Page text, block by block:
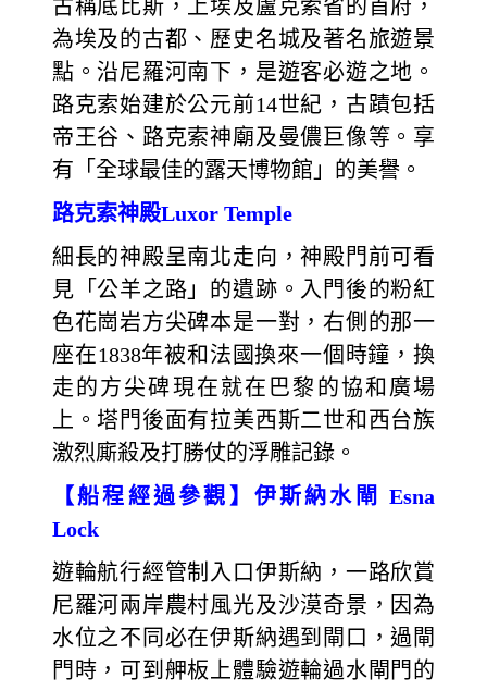
古稱底比斯，上埃及盧克索省的首府，
為埃及的古都、歷史名城及著名旅遊景
點。沿尼羅河南下，是遊客必遊之地。
路克索始建於公元前14世紀，古蹟包括
帝王谷、路克索神廟及曼儂巨像等。享
有「全球最佳的露天博物館」的美譽。
路克索神殿Luxor Temple
細長的神殿呈南北走向，神殿門前可看
見「公羊之路」的遺跡。入門後的粉紅
色花崗岩方尖碑本是一對，右側的那一
座在1838年被和法國換來一個時鐘，換
走的方尖碑現在就在巴黎的協和廣場
上。塔門後面有拉美西斯二世和西台族
激烈廝殺及打勝仗的浮雕記錄。
【船程經過參觀】伊斯納水閘 Esna
Lock
遊輪航行經管制入口伊斯納，一路欣賞
尼羅河兩岸農村風光及沙漠奇景，因為
水位之不同必在伊斯納遇到閘口，過閘
門時，可到舺板上體驗遊輪過水閘門的